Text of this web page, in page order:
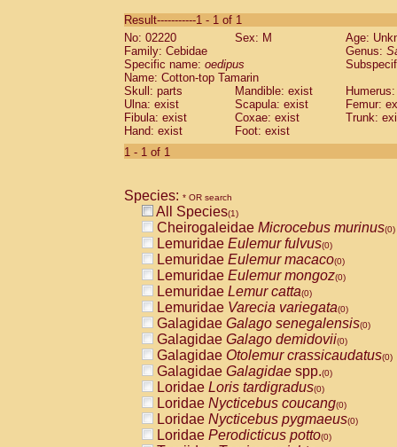
CebidaeSaguinus labiatus(0)
Cebidae Saguinus leucopus (0)
Cebidae
CebidaeSaguinus mystax
Cebidae Saguinus nigricollis (0)
Cebidae Saguinus oedipus
Cebidae Saguinus weddelli
Cebidae Saguinusspp.
Cebidae
CebidaeCebus capucinus
CebidaeCebus nigrivittatus
CebidaeCebus spp.(0)
CebidaeSaimiri boliviensis(0)
CebidaeSaimiri sciureus(0)
AtelidaeAlouatta caraya(0)
AtelidaeAlouatta fusca(0)
AtelidaeAlouatta seniculus(0)
AtelidaeAlouattaspp.(0)
AtelidaeAteles belzebuth(0)
AtelidaeAteles geoffroyi(0)
AtelidaeAteles paniscus(0)
AtelidaeAtelesspp.(0)
AtelidaeLagothrix lagothricha(0)
AtelidaeLagothrix lagothricha cana
PitheciidaeCacajao calvus
Result-----------1 - 1 of 1
No: 02220
Sex: M
Age:
Family: Cebidae
Genus:
Specific name: oedipus
Name: Cotton-top Tamarin
Skull: parts
Mandible: exist
Ulna: exist
Scapula: exist
Femur:
Fibula: exist
Coxae: exist
Trunk:
Hand: exist
Foot: exist
1 - 1 of 1
Species: * OR search
All Species(1)
Cheirogaleidae Microcebus murinus(0)
Lemuridae Eulemur fulvus(0)
Lemuridae Eulemur macaco(0)
Lemuridae Eulemur mongoz(0)
Lemuridae Lemur catta(0)
Lemuridae Varecia variegata(0)
Galagidae Galago senegalensis(0)
Galagidae Galago demidovii(0)
Galagidae Otolemur crassicaudatus(0)
Galagidae Galagidae spp.(0)
Loridae Loris tardigradus(0)
Loridae Nycticebus coucang(0)
Loridae Nycticebus pygmaeus(0)
Loridae Perodicticus potto(0)